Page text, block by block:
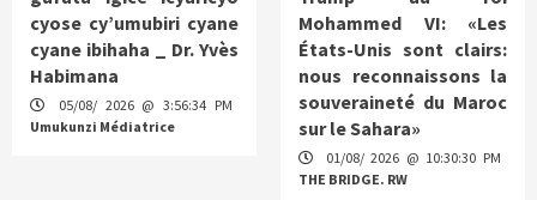
cyose cy’umubiri cyane
cyane ibihaha _ Dr. Yvès
Habimana
05/08/ 2026 @ 3:56:34 PM
Umukunzi Médiatrice
Mohammed VI: «Les
États-Unis sont clairs:
nous reconnaissons la
souveraineté du Maroc
sur le Sahara»
01/08/ 2026 @ 10:30:30 PM
THE BRIDGE. RW